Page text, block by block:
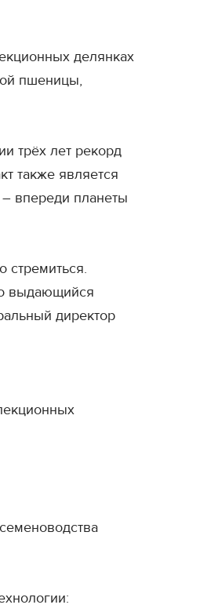
делянках
пшеницы,
трёх лет рекорд
также является
впереди планеты
стремиться.
выдающийся
директор